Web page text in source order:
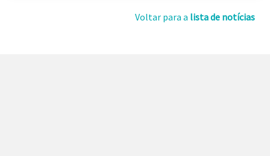
Voltar para a lista de notícias